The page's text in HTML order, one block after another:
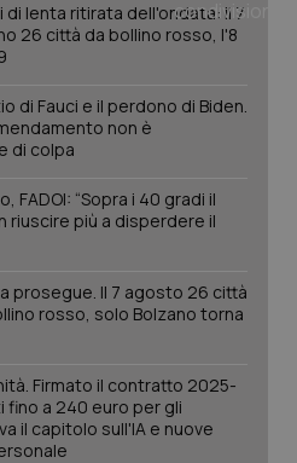
di lenta ritirata dell'ondata: il 7
26 città da bollino rosso, l'8
di Fauci e il perdono di Biden.
non è
di colpa
FADOI: “Sopra i 40 gradi il
riuscire più a disperdere il
prosegue. Il 7 agosto 26 città
rosso, solo Bolzano torna
Firmato il contratto 2025-
fino a 240 euro per gli
il capitolo sull'IA e nuove